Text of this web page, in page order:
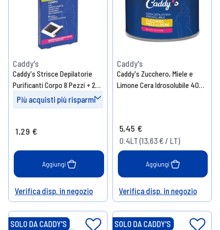
Caddy's
Caddy's Strisce Depilatorie
Purificanti Corpo 8 Pezzi + 2
Salviette Post-Epilazione
Più acquisti più risparmi
1,29 €
Aggiungi
Help
Verifica disp. in negozio
Caddy's
Caddy's Zucchero, Miele e
Limone Cera Idrosolubile 400
5,45 €
0.4LT (13,63 € / LT)
Aggiungi
Help
Verifica disp. in negozio
SOLO DA CADDY'S SOLO DA CADDY'S